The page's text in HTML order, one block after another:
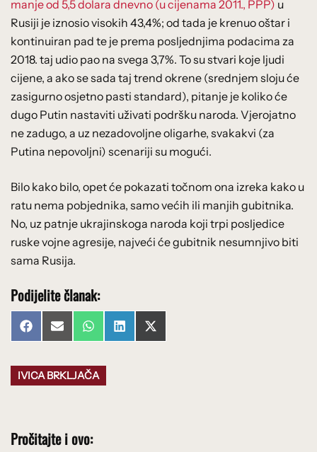
manje od 5,5 dolara dnevno (u cijenama 2011., PPP) u
Rusiji je iznosio visokih 43,4%; od tada je krenuo oštar i
kontinuiran pad te je prema posljednjima podacima za
2018. taj udio pao na svega 3,7%. To su stvari koje ljudi
cijene, a ako se sada taj trend okrene (srednjem sloju će
zasigurno osjetno pasti standard), pitanje je koliko će
dugo Putin nastaviti uživati podršku naroda. Vjerojatno
ne zadugo, a uz nezadovoljne oligarhe, svakakvi (za
Putina nepovoljni) scenariji su mogući.
Bilo kako bilo, opet će pokazati točnom ona izreka kako u
ratu nema pobjednika, samo većih ili manjih gubitnika.
No, uz patnje ukrajinskoga naroda koji trpi posljedice
ruske vojne agresije, najveći će gubitnik nesumnjivo biti
sama Rusija.
Podijelite članak:
Share
on
FacebookShare
on
Email Share
on
WhatsAppShare
on
LinkedInShare
on
X
(Twitter)
IVICA BRKLJAČA
Pročitajte i ovo: